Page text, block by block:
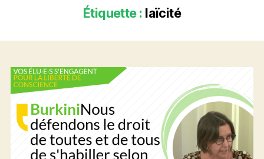
Étiquette : laïcité